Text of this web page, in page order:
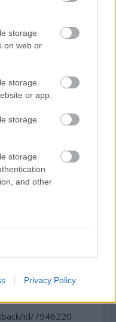
storage
on web or
storage
or app.
storage
storage
and other
Privacy Policy
ÉS ELFELEDETT
– A GONOSZ
– A NYÁR
id/7946220